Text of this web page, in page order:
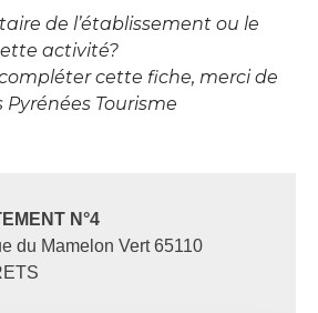
de l’établissement ou le
activité?
cette fiche, merci de
Tourisme
N°4
du Mamelon Vert 65110